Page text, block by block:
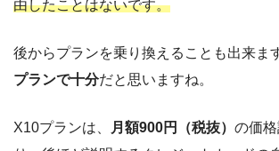
由したことはないです。
後からプランを乗り換えることも出来ま
プランで十分だと思いますね。
X10プランは、 月額900円（税抜） の価